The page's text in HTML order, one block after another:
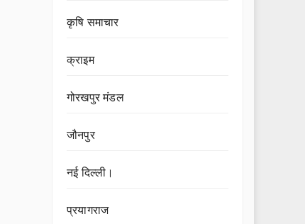
कृषि समाचार
क्राइम
गोरखपुर मंडल
जौनपुर
नई दिल्ली।
प्रयागराज